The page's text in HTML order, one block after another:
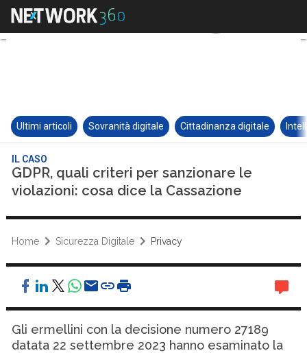
Ultimi articoli Sovranità digitale Cittadinanza digitale
IL CASO
GDPR, quali criteri per sanzionare le
violazioni: cosa dice la Cassazione
Home Sicurezza Digitale Privacy
Gli ermellini con la decisione numero 27189
datata 22 settembre 2023 hanno esaminato la